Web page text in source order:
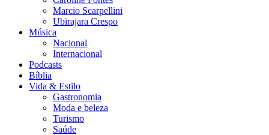
Marcio Scarpellini
Ubirajara Crespo
Música
Nacional
Internacional
Podcasts
Bíblia
Vida & Estilo
Gastronomia
Moda e beleza
Turismo
Saúde